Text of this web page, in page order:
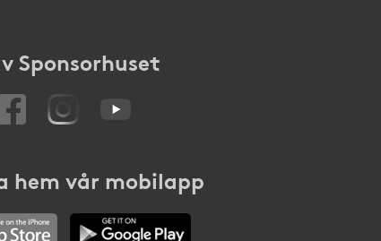
Sponsorhuset
hem vår mobilapp